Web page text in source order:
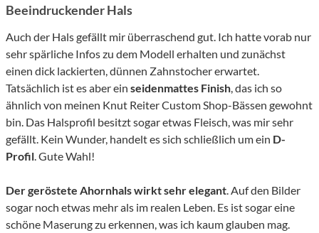
Beeindruckender Hals
Auch der Hals gefällt mir überraschend gut. Ich hatte vorab nur
sehr spärliche Infos zu dem Modell erhalten und zunächst
einen dick lackierten, dünnen Zahnstocher erwartet.
Tatsächlich ist es aber ein seidenmattes Finish , das ich so
ähnlich von meinen Knut Reiter Custom Shop-Bässen gewohnt
bin. Das Halsprofil besitzt sogar etwas Fleisch, was mir sehr
gefällt. Kein Wunder, handelt es sich schließlich um ein D-
Profil . Gute Wahl!
Der geröstete Ahornhals wirkt sehr elegant . Auf den Bilder
sogar noch etwas mehr als im realen Leben. Es ist sogar eine
schöne Maserung zu erkennen, was ich kaum glauben mag.